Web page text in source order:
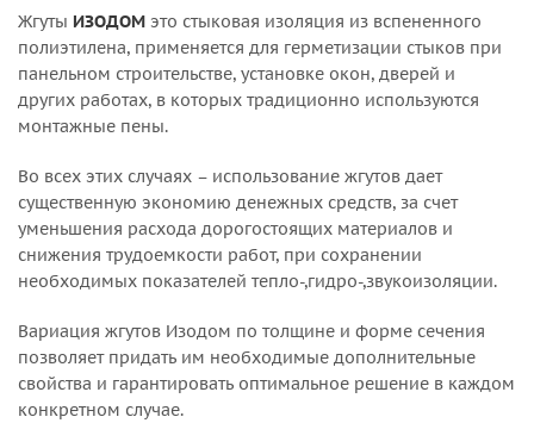
Жгуты ИЗОДОМ это стыковая изоляция из вспененного
полиэтилена, применяется для герметизации стыков при
панельном строительстве, установке окон, дверей и
других работах, в которых традиционно используются
монтажные пены.
Во всех этих случаях – использование жгутов дает
существенную экономию денежных средств, за счет
уменьшения расхода дорогостоящих материалов и
снижения трудоемкости работ, при сохранении
необходимых показателей тепло-,гидро-,звукоизоляции.
Вариация жгутов Изодом по толщине и форме сечения
позволяет придать им необходимые дополнительные
свойства и гарантировать оптимальное решение в каждом
конкретном случае.